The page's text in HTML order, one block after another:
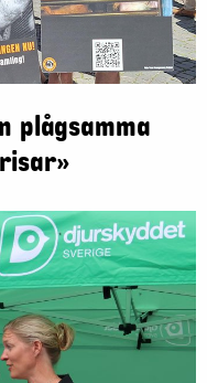
plågsamma